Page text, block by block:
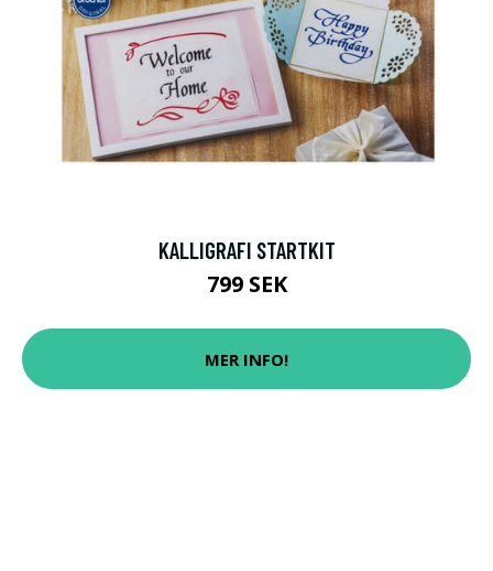
KALLIGRAFI STARTKIT
799 SEK
MER INFO!